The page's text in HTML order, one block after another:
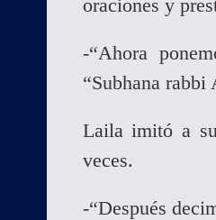
oraciones y
-“Ahora
“Subhana
Laila imitó a
veces.
-“Después